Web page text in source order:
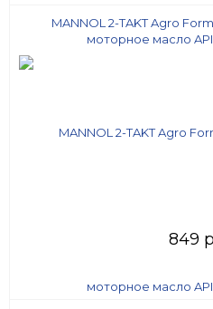
MANNOL 2-TAKT Agro
моторное масло API
849